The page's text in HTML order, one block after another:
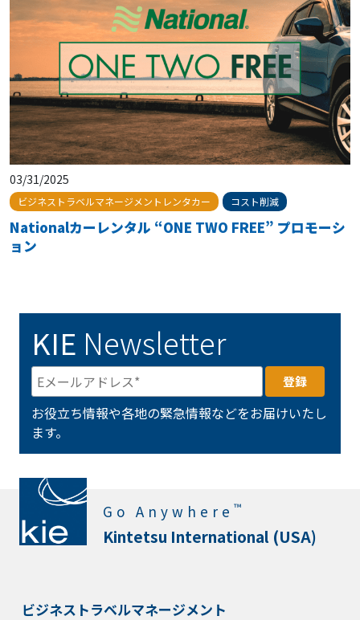
03/31/2025
ビジネストラベルマネージメントレンタカー コスト削減
Nationalカーレンタル “ONE TWO FREE” プロモーシ
ョン
KIE Newsletter
お役立ち情報や各地の緊急情報などをお届けいたし
ます。
Go Anywhere ™
Kintetsu International (USA)
ビジネストラベルマネージメント